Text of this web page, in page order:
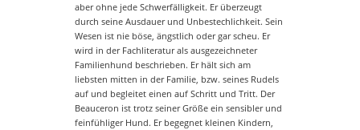
aber ohne jede Schwerfälligkeit. Er überzeugt
durch seine Ausdauer und Unbestechlichkeit. Sein
Wesen ist nie böse, ängstlich oder gar scheu. Er
wird in der Fachliteratur als ausgezeichneter
Familienhund beschrieben. Er hält sich am
liebsten mitten in der Familie, bzw. seines Rudels
auf und begleitet einen auf Schritt und Tritt. Der
Beauceron ist trotz seiner Größe ein sensibler und
feinfühliger Hund. Er begegnet kleinen Kindern,